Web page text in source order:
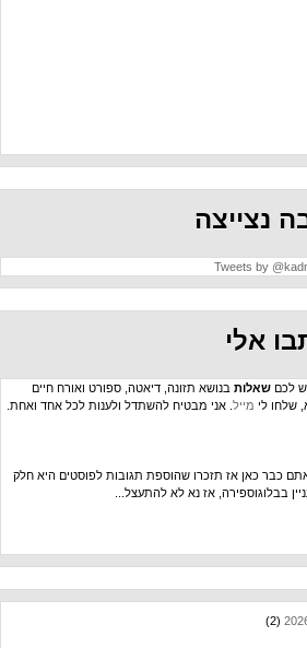
נצייצה
Tweets by
אלי
לכם שאלות בנושא תזונה, דיאטה, ספורט ואורח חיים
שלחו לי מייל . אני מבטיח להשתדל ולענות לכל אחד ואחת.
כבר כאן אז תזכרו שהוספת תגובות לפוסטים היא חלק
בבלוגוספירה, אז נא לא להתעצל...
(2)